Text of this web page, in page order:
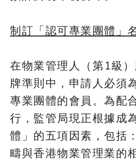
制訂「認可專業團體」
在物業管理人（第1級
牌準則中，申請人必須
專業團體的會員。為配
行，監管局現正根據成
體」的五項因素，包括
疇與香港物業管理業的